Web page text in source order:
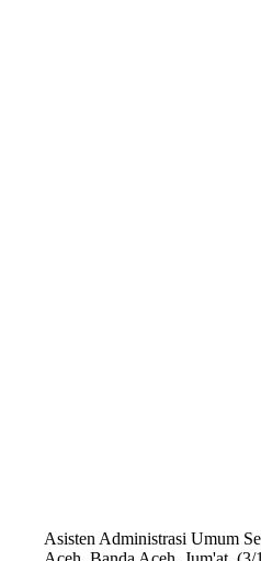
Asisten Administrasi Umum